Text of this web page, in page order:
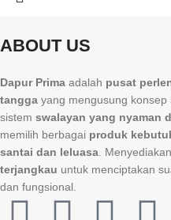
ABOUT US
Dapur Prima adalah pusat
tangga yang mengusung konsep
sistem swalayan yang nyaman
memilih berbagai produk
santai dan leluasa . Menyediakan
terjangkau untuk menciptakan
dan fungsional.